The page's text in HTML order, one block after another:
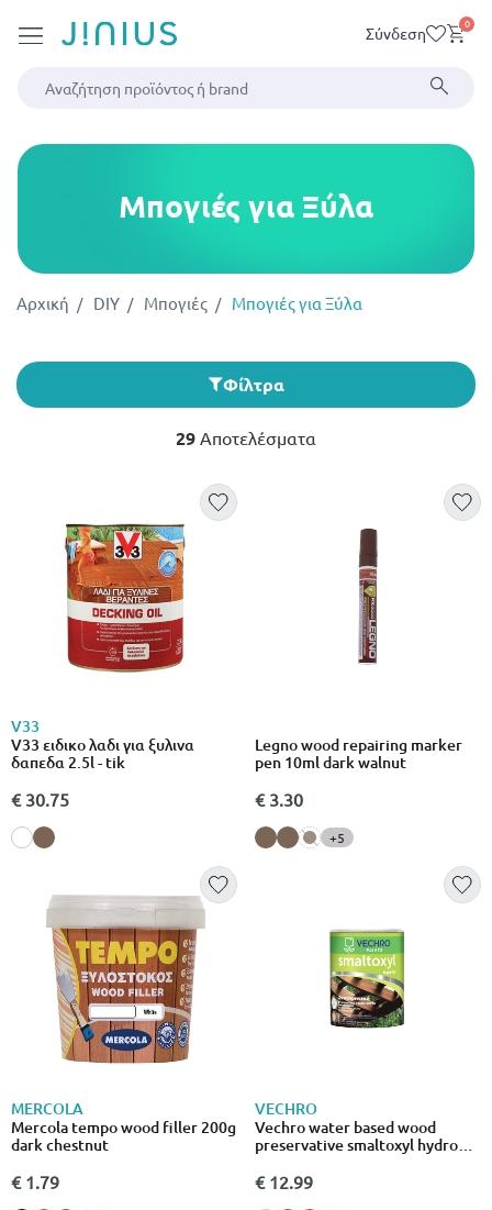
Σύνδεση 0
Μπογιές για Ξύλα
Αρχική DIY Μπογιές Μπογιές για Ξύλα
Φίλτρα
29 Αποτελέσματα
V33
V33 ειδικο λαδι για ξυλινα
δαπεδα 2.5l - tik
€ 30.75
Legno wood repairing marker
pen 10ml dark walnut
€ 3.30
+5
MERCOLA
Mercola tempo wood filler 200g
dark chestnut
€ 1.79
VECHRO
Vechro water based wood
preservative smaltoxyl hydro
€ 12.99